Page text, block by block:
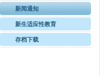
新闻通知
新生适应性教育
存档下载